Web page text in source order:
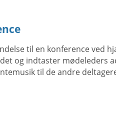
til en konference ved
og indtaster mødeleders
til de andre